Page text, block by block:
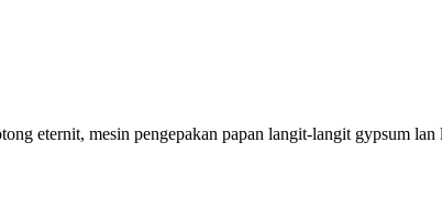
eternit, mesin pengepakan papan langit-langit gypsum lan